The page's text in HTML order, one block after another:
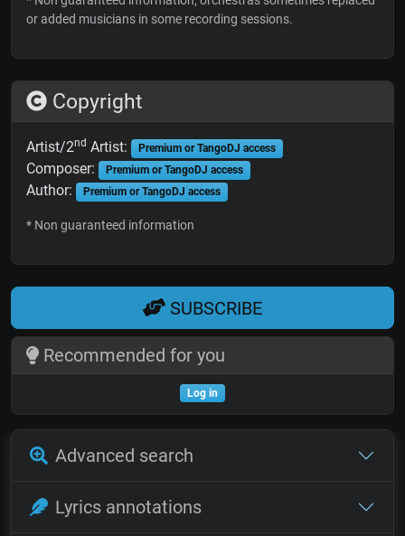
or added musicians in some recording sessions.
Copyright
Artist/2nd Artist: Premium or TangoDJ access
Composer: Premium or TangoDJ access
Author: Premium or TangoDJ access
* Non guaranteed information
SUBSCRIBE
Recommended for you
Log in
Advanced search
Lyrics annotations